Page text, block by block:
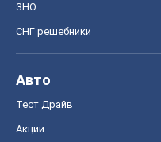
ЗНО
СНГ решебники
Авто
Тест Драйв
Акции